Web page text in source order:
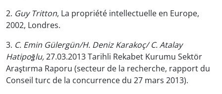
2. Guy Tritton, La propriété intellectuelle en Europe,
2002, Londres.
3. C. Emin Gülergün/H. Deniz Karakoç/ C. Atalay
Hatipoğlu,27.03.2013 Tarihli Rekabet Kurumu Sektör
Araştırma Raporu (secteur de la recherche, rapport du
Conseil turc de la concurrence du 27 mars 2013).